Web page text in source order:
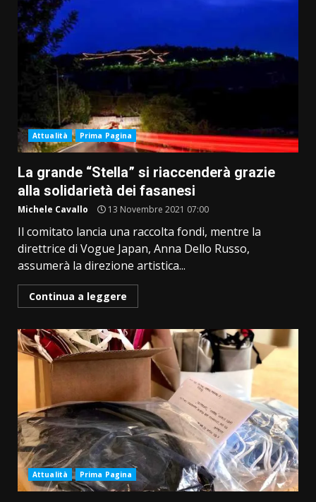
Attualità Prima Pagina
La grande “Stella” si riaccenderà grazie
alla solidarietà dei fasanesi
Michele Cavallo 13 Novembre 2021 07:00
Il comitato lancia una raccolta fondi, mentre la
direttrice di Vogue Japan, Anna Dello Russo,
assumerà la direzione artistica...
Continua a leggere
Attualità Prima Pagina